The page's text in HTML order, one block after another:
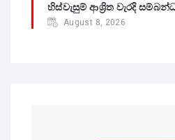
හිස්වැසුම් ආශ්‍රිත වැරදි
August 8, 2026